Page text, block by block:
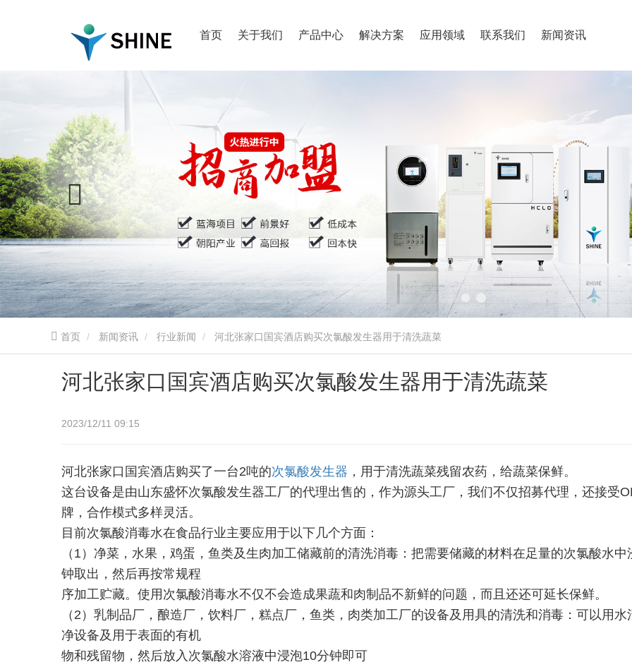
首页 关于我们 产品中心 解决方案 应用领域 联系我们 新闻资讯
首页 新闻资讯 行业新闻 河北张家口国宾酒店购买次氯酸发生器用于清洗蔬菜
河北张家口国宾酒店购买次氯酸发生器用于清洗蔬菜
2023/12/11 09:15
河北张家口国宾酒店购买了一台2吨的次氯酸发生器 ，用于清洗蔬菜残留农药，给蔬菜保鲜。
这台设备是由山东盛怀次氯酸发生器工厂的代理出售的，作为源头工厂，我们不仅招募代理，还接受
牌，合作模式多样灵活。
目前次氯酸消毒水在食品行业主要应用于以下几个方面：
（1）净菜，水果，鸡蛋，鱼类及生肉加工储藏前的清洗消毒：把需要储藏的材料在足量的次氯酸水中
钟取出，然后再按常规程
序加工贮藏。使用次氯酸消毒水不仅不会造成果蔬和肉制品不新鲜的问题，而且还还可延长保鲜。
（2）乳制品厂，酿造厂，饮料厂，糕点厂，鱼类，肉类加工厂的设备及用具的清洗和消毒：可以用水
净设备及用于表面的有机
物和残留物，然后放入次氯酸水溶液中浸泡10分钟即可